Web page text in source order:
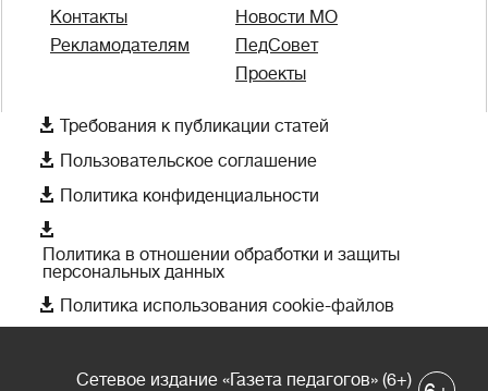
Контакты
Рекламодателям
Новости МО
ПедСовет
Проекты
 Требования к публикации статей
 Пользовательское соглашение
 Политика конфиденциальности

Политика в отношении обработки и защиты
персональных данных
 Политика использования cookie-файлов
Сетевое издание «Газета педагогов» (6+)